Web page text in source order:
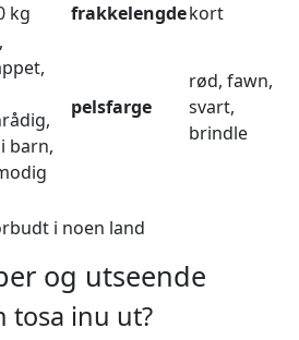
kg frakkelengdekort
barn,
pelsfarge
rød, fawn,
svart,
brindle
i noen land
og utseende
tosa inu ut?